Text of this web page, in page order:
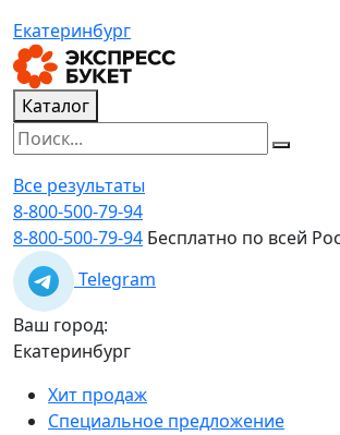
Екатеринбург
Каталог
Все результаты
8-800-500-79-94
8-800-500-79-94 Бесплатно по всей
Telegram
Ваш город:
Екатеринбург
Хит продаж
Специальное предложение